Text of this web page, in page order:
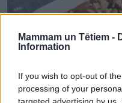
Mammam un Tētiem -
Information
If you wish to opt-out of
processing of your